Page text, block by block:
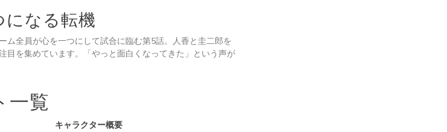
なる転機
ム全員が心を一つにして試合に臨む第5話。人香と圭二郎を
目を集めています。「やっと面白くなってきた」という声が
一覧
キャラクター概要